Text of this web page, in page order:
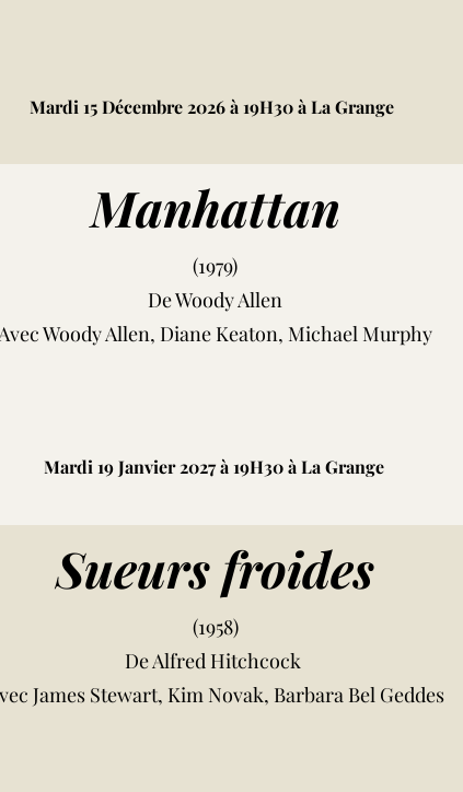
Mardi 15 Décembre 2026 à 19H30 à La Grange
Manhattan
(1979)
De Woody Allen
Woody Allen, Diane Keaton, Michael Murphy
Mardi 19 Janvier 2027 à 19H30 à La Grange
Sueurs froides
(1958)
De Alfred Hitchcock
James Stewart, Kim Novak, Barbara Bel Geddes